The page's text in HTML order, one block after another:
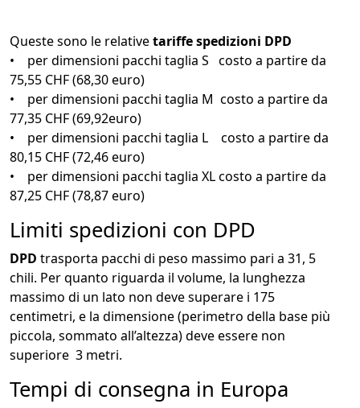
Queste sono le relativetariffe spedizioni DPD
• per dimensioni pacchi taglia S costo a partire da
75,55 CHF (68,30 euro)
• per dimensioni pacchi taglia M costo a partire da
77,35 CHF (69,92euro)
• per dimensioni pacchi taglia L costo a partire da
80,15 CHF (72,46 euro)
• per dimensioni pacchi taglia XL costo a partire da
87,25 CHF (78,87 euro)
Limiti spedizioni con DPD
DPD trasporta pacchi di peso massimo pari a 31, 5
chili. Per quanto riguarda il volume, la lunghezza
massimo di un lato non deve superare i 175
centimetri, e la dimensione (perimetro della base più
piccola, sommato all’altezza) deve essere non
superiore 3 metri.
Tempi di consegna in Europa